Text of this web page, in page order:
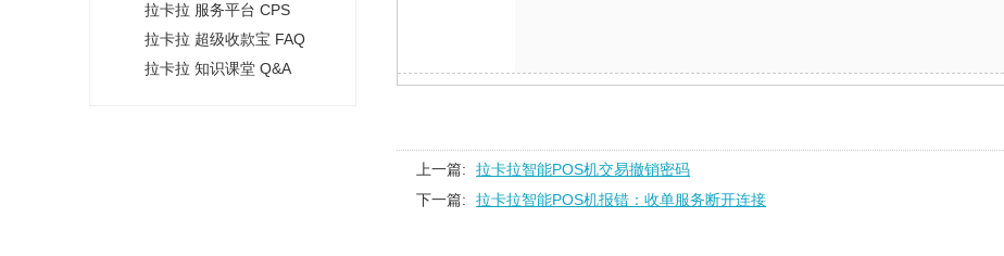
拉卡拉 服务平台 CPS
拉卡拉 超级收款宝 FAQ
拉卡拉 知识课堂 Q&A
上一篇:
拉卡拉智能POS机交易撤销密码
下一篇:
拉卡拉智能POS机报错：收单服务断开连接